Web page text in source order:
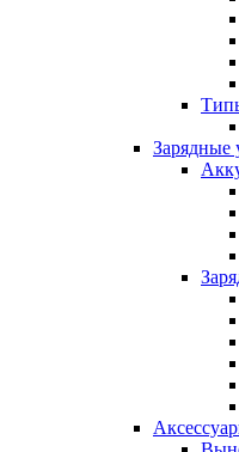
Зарядные